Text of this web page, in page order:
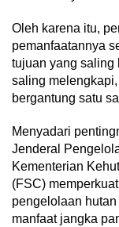
Oleh karena itu,
pemanfaatannya
tujuan yang saling
saling
bergantung satu
Menyadari
Jenderal
Kementerian
(FSC)
pengelolaan
manfaat jangka